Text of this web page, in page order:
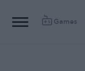
Games